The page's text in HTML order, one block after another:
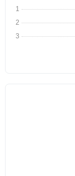
1
2
3